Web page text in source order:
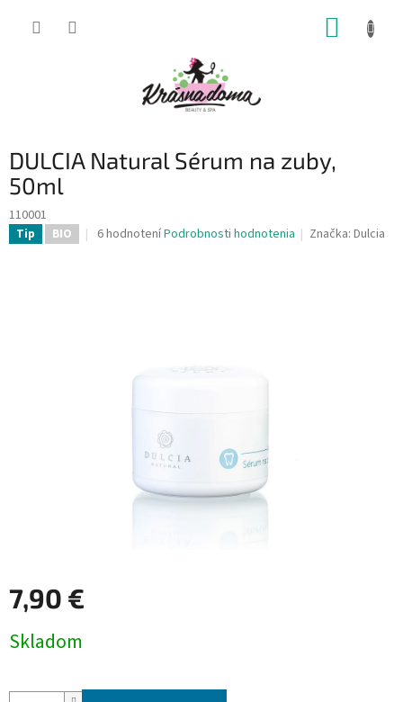
DULCIA Natural Sérum na zuby,
50ml
110001
Tip BIO
Priemerné
6 hodnoteníPodrobnosti hodnotenia Značka:Dulcia
7,90 €
cena:
Skladom